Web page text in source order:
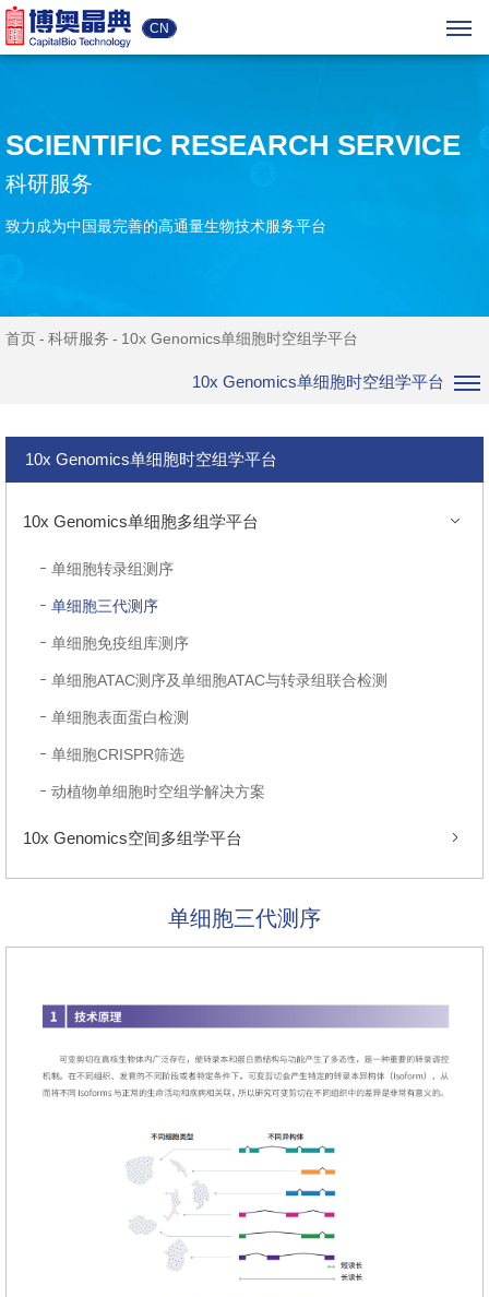
CN
SCIENTIFIC RESEARCH SERVICE
科研服务
致力成为中国最完善的高通量生物技术服务平台
首页 科研服务 10x Genomics单细胞时空组学平台
10x Genomics单细胞时空组学平台
10x Genomics单细胞时空组学平台
10x Genomics单细胞多组学平台
单细胞转录组测序
单细胞三代测序
单细胞免疫组库测序
单细胞ATAC测序及单细胞ATAC与转录组联合检测
单细胞表面蛋白检测
单细胞CRISPR筛选
动植物单细胞时空组学解决方案
10x Genomics空间多组学平台
单细胞三代测序